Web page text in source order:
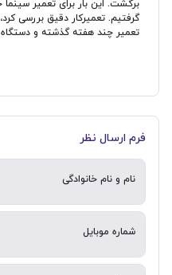
برگشت. این بار برای تعمیر
گرفتیم. تعمیرکار دقیق بررسی
تعمیر چند هفته گذشته و
فرم ارسال نظر
نام و نام خانوادگی
شماره موبایل